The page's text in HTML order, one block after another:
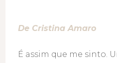
De Cristina Amaro
É assim que me sinto.